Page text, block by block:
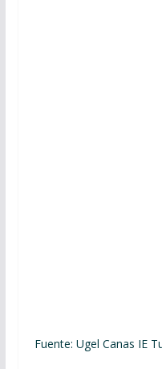
Fuente: Ugel Canas IE